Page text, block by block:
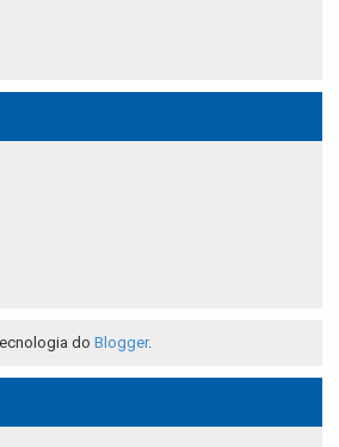
do Blogger.